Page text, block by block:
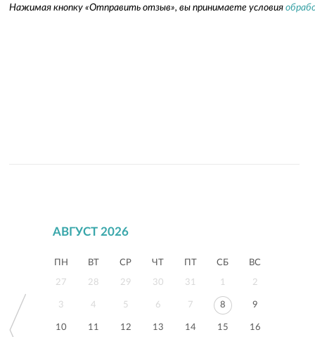
Нажимая кнопку «Отправить отзыв», вы принимаете условия
АВГУСТ 2026
ПН ВТ СР ЧТ ПТ СБ ВС
27 28 29 30 31 1 2
3 4 5 6 7 8 9
10 11 12 13 14 15 16